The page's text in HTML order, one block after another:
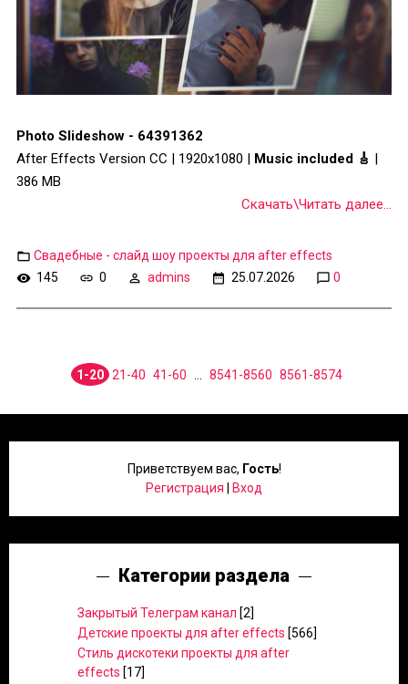
Photo Slideshow - 64391362
After Effects Version CC | 1920x1080 | Music included 🎸 |
386 MB
Скачать\Читать далее...
Свадебные - слайд шоу проекты для after effects
145
0 admins 25.07.2026 0
1-20 21-40 41-60 8541-8560 8561-8574
Приветствуем вас, Гость!
Регистрация
Вход
Категории раздела
Закрытый Телеграм канал [2]
Детские проекты для after effects [566]
Стиль дискотеки проекты для after
effects [17]